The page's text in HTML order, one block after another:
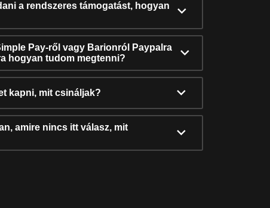
a rendszeres támogatást, hogyan
Pay-ről vagy Barionról Paypalra
hogyan tudom megtenni?
kapni, mit csináljak?
amire nincs itt válasz, mit